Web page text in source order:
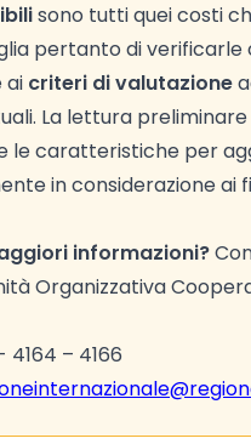
sono tutti quei costi
pertanto di
ai criteri di valutazione
La lettura
le caratteristiche per
in considerazione ai
informazioni?
Organizzativa
4164 – 4166